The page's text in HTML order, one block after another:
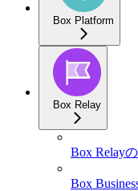
Box Platform
Box Relay
Box Relay
Box